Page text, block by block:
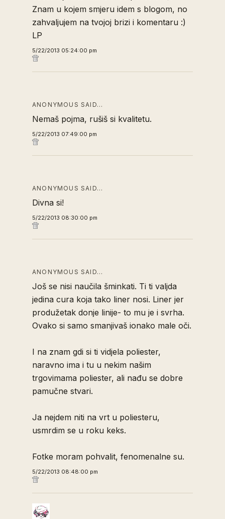
Znam u kojem smjeru idem s blogom, no
zahvaljujem na tvojoj brizi i komentaru :)
LP
5/22/2013 05:24:00 pm
ANONYMOUS SAID…
Nemaš pojma, rušiš si kvalitetu.
5/22/2013 07:49:00 pm
ANONYMOUS SAID…
Divna si!
5/22/2013 08:30:00 pm
ANONYMOUS SAID…
Još se nisi naučila šminkati. Ti ti valjda
jedina cura koja tako liner nosi. Liner jer
produžetak donje linije- to mu je i svrha.
Ovako si samo smanjivaš ionako male oči.
I na znam gdi si ti vidjela poliester,
naravno ima i tu u nekim našim
trgovimama poliester, ali nađu se dobre
pamučne stvari.
Ja nejdem niti na vrt u poliesteru,
usmrdim se u roku keks.
Fotke moram pohvalit, fenomenalne su.
5/22/2013 08:48:00 pm